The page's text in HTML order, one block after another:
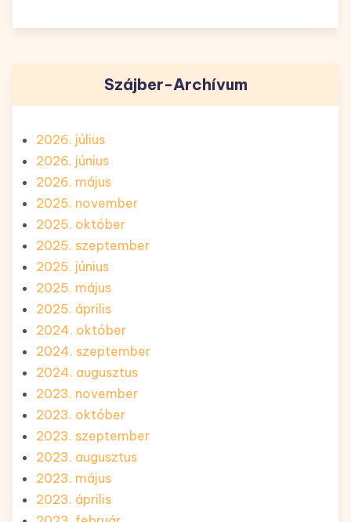
Szájber-Archívum
2026. július
2026. június
2026. május
2025. november
2025. október
2025. szeptember
2025. június
2025. május
2025. április
2024. október
2024. szeptember
2024. augusztus
2023. november
2023. október
2023. szeptember
2023. augusztus
2023. május
2023. április